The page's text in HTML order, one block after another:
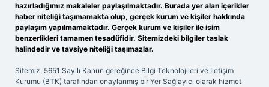
hazırladığımız makaleler paylaşılmaktadır. Burada yer alan içerikler
haber niteliği taşımamakta olup, gerçek kurum ve kişiler hakkında
paylaşım yapılmamaktadır. Gerçek kurum ve kişiler ile isim
benzerlikleri tamamen tesadüfidir. Sitemizdeki bilgiler taslak
halindedir ve tavsiye niteliği taşımazlar.
Sitemiz, 5651 Sayılı Kanun gereğince Bilgi Teknolojileri ve İletişim
Kurumu (BTK) tarafından onaylanmış bir Yer Sağlayıcı olarak hizmet